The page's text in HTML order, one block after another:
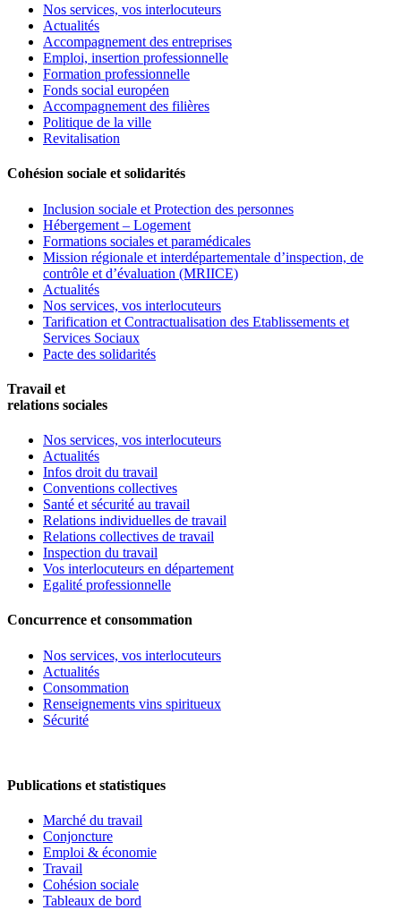
Nos services, vos interlocuteurs
Actualités
Accompagnement des entreprises
Emploi, insertion professionnelle
Formation professionnelle
Fonds social européen
Accompagnement des filières
Politique de la ville
Revitalisation
Cohésion sociale et solidarités
Inclusion sociale et Protection des personnes
Hébergement – Logement
Formations sociales et paramédicales
Mission régionale et interdépartementale d’inspection, de
contrôle et d’évaluation (MRIICE)
Actualités
Nos services, vos interlocuteurs
Tarification et Contractualisation des Etablissements et
Services Sociaux
Pacte des solidarités
Travail et
relations sociales
Nos services, vos interlocuteurs
Actualités
Infos droit du travail
Conventions collectives
Santé et sécurité au travail
Relations individuelles de travail
Relations collectives de travail
Inspection du travail
Vos interlocuteurs en département
Egalité professionnelle
Concurrence et consommation
Nos services, vos interlocuteurs
Actualités
Consommation
Renseignements vins spiritueux
Sécurité
Publications et statistiques
Marché du travail
Conjoncture
Emploi & économie
Travail
Cohésion sociale
Tableaux de bord